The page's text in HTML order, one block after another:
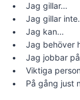
• Jag gillar…
• Jag gillar
• Jag kan…
• Jag behöver
• Jag jobbar
• Viktiga
• På gång just